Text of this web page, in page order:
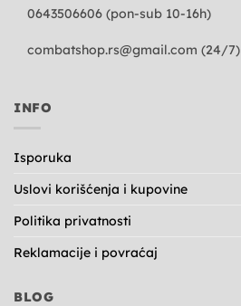
0643506606 (pon-sub 10-16h)
combatshop.rs@gmail.com (24/7)
INFO
Isporuka
Uslovi korišćenja i kupovine
Politika privatnosti
Reklamacije i povraćaj
BLOG